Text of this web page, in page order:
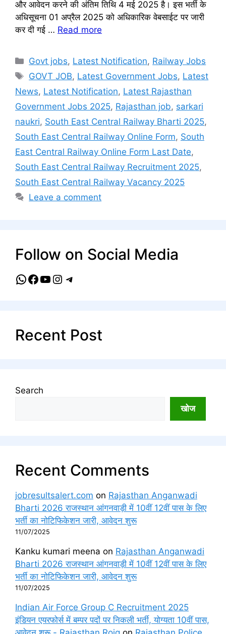
और आवेदन करने की अंतिम तिथि 4 मई 2025 है। इस भर्ती के
अधिसूचना 01 अप्रैल 2025 को अधिकारिक वेबसाईट पर जारी
कर दी गई … Read more
Categories
Govt jobs, Latest Notification, Railway Jobs
Tags
GOVT JOB, Latest Government Jobs, Latest
News, Latest Notification, Latest Rajasthan
Government Jobs 2025, Rajasthan job, sarkari
naukri, South East Central Railway Bharti 2025,
South East Central Railway Online Form, South
East Central Railway Online Form Last Date,
South East Central Railway Recruitment 2025,
South East Central Railway Vacancy 2025
Leave a comment
Follow on Social Media
WhatsApp
Facebook
YouTube
Instagram
Telegram
Recent Post
Search
खोज
Recent Comments
jobresultsalert.com on Rajasthan Anganwadi
Bharti 2026 राजस्थान आंगनवाड़ी में 10वीं 12वीं पास के लिए
भर्ती का नोटिफिकेशन जारी, आवेदन शुरू
11/07/2025
Kanku kumari meena on Rajasthan Anganwadi
Bharti 2026 राजस्थान आंगनवाड़ी में 10वीं 12वीं पास के लिए
भर्ती का नोटिफिकेशन जारी, आवेदन शुरू
11/07/2025
Indian Air Force Group C Recruitment 2025
इंडियन एयरफोर्स में बम्पर पदों पर निकली भर्ती, योग्यता 10वीं पास,